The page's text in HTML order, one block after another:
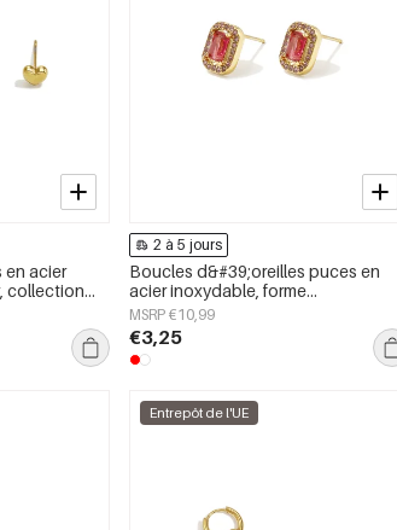
en acier
collection
femmes
2 à 5 jours
Boucles d&#39;oreilles puces en
acier inoxydable, forme
géométrique, collection simple pour
le quotidien, bijoux pour femmes
MSRP €10,99
€3,25
Entrepôt de l'UE